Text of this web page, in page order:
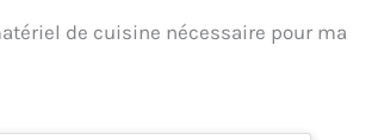
de cuisine nécessaire pour ma